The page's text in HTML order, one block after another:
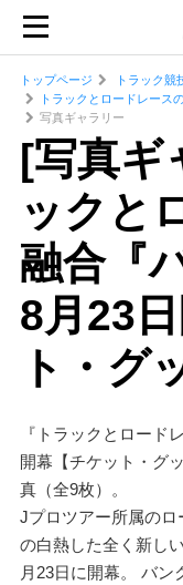
トップページ
トラック競
トラックとロードレース
写真ギャラリー
[写真ギ
ックと
融合『
8月23
ト・グ
『トラックとロード
開幕【チケット・グ
真（全9枚）。
Jプロツアー所属の
の白熱した全く新し
月23日に開幕。 バン